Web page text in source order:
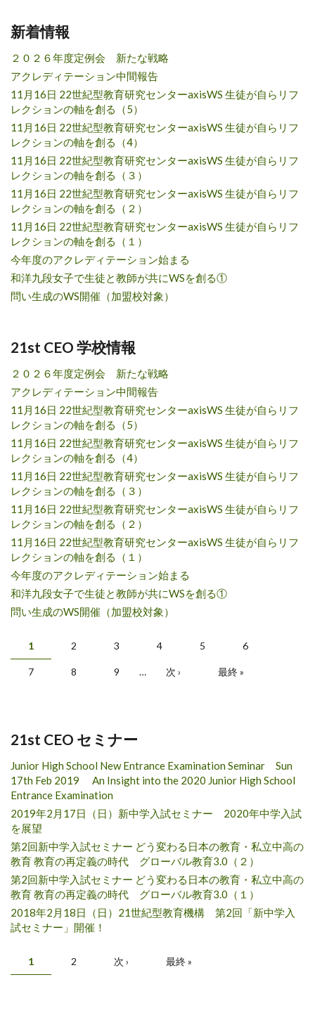
新着情報
２０２６年度定例会 新たな戦略
アクレディテーション中間報告
11月16日 22世紀型教育研究センターaxisWS 生徒が自らリフ
レクションの軸を創る（5）
11月16日 22世紀型教育研究センターaxisWS 生徒が自らリフ
レクションの軸を創る（4）
11月16日 22世紀型教育研究センターaxisWS 生徒が自らリフ
レクションの軸を創る（３）
11月16日 22世紀型教育研究センターaxisWS 生徒が自らリフ
レクションの軸を創る（２）
11月16日 22世紀型教育研究センターaxisWS 生徒が自らリフ
レクションの軸を創る（１）
今年度のアクレディテーション始まる
和洋九段女子で生徒と教師が共にWSを創る①
問い生成のWS開催（加盟校対象）
21st CEO 学校情報
２０２６年度定例会 新たな戦略
アクレディテーション中間報告
11月16日 22世紀型教育研究センターaxisWS 生徒が自らリフ
レクションの軸を創る（5）
11月16日 22世紀型教育研究センターaxisWS 生徒が自らリフ
レクションの軸を創る（4）
11月16日 22世紀型教育研究センターaxisWS 生徒が自らリフ
レクションの軸を創る（３）
11月16日 22世紀型教育研究センターaxisWS 生徒が自らリフ
レクションの軸を創る（２）
11月16日 22世紀型教育研究センターaxisWS 生徒が自らリフ
レクションの軸を創る（１）
今年度のアクレディテーション始まる
和洋九段女子で生徒と教師が共にWSを創る①
問い生成のWS開催（加盟校対象）
Pages
1 2 3 4 5 6
7 8 9 … 次 › 最終 »
21st CEO セミナー
Junior High School New Entrance Examination Seminar Sun
17th Feb 2019 An Insight into the 2020 Junior High School
Entrance Examination
2019年2月17日（日）新中学入試セミナー 2020年中学入試
を展望
第2回新中学入試セミナー どう変わる日本の教育・私立中高の
教育 教育の再定義の時代 グローバル教育3.0（２）
第2回新中学入試セミナー どう変わる日本の教育・私立中高の
教育 教育の再定義の時代 グローバル教育3.0（１）
2018年2月18日（日）21世紀型教育機構 第2回「新中学入
試セミナー」開催！
Pages
1 2 次 › 最終 »